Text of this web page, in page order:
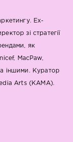
Ex-
зі стратегії
як
MacPaw,
іншими. Куратор
Arts (KAMA).